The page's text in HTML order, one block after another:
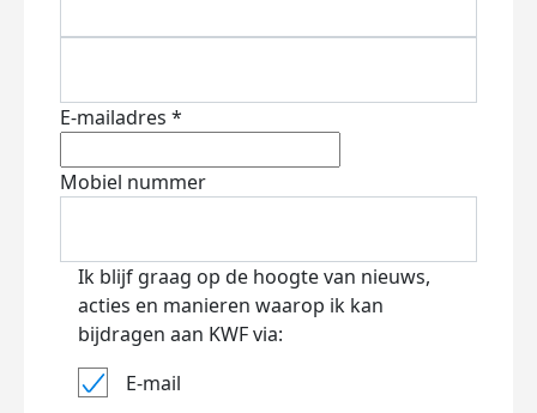
E-mailadres *
Mobiel nummer
Ik blijf graag op de hoogte van nieuws,
acties en manieren waarop ik kan
bijdragen aan KWF via:
E-mail